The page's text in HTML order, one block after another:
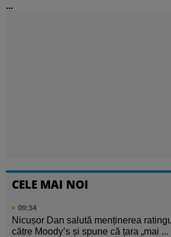
...
CELE MAI NOI
09:34
Nicușor Dan salută menținerea
către Moody’s și spune că țara „mai ...